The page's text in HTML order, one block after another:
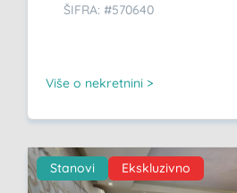
ŠIFRA: #570640
Više o nekretnini >
Stanovi Ekskluzivno